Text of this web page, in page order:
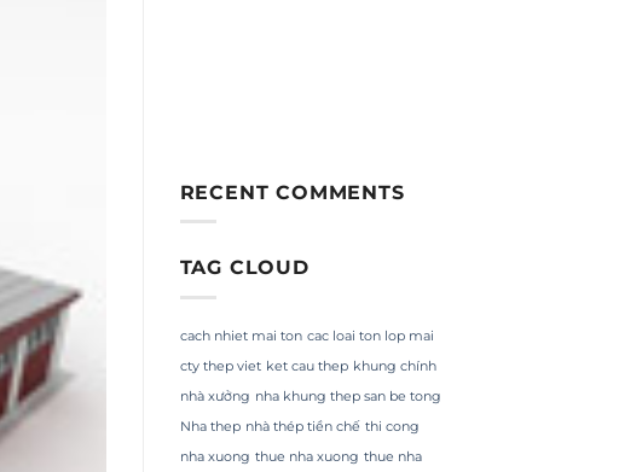
RECENT COMMENTS
TAG CLOUD
cach nhiet mai ton cac loai ton lop mai
cty thep viet ket cau thep khung chính
nhà xưởng nha khung thep san be tong
Nha thep nhà thép tiền chế thi cong
nha xuong thue nha xuong thue nha